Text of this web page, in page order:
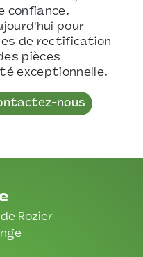
confiance.
pour
de rectification
pièces
exceptionnelle.
nous
Rozier